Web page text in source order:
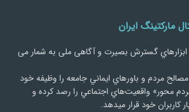
مارکتینگ ایران
ابزارهاي گسترش بصیرت و آگاهی ملی به شمار می
مصالح مردم و باورهاي ايماني جامعه را وظيفه خود
محور» واقعيت‌هاي اجتماعي را رصد کرده و
کاربران خود قرار میدهد.